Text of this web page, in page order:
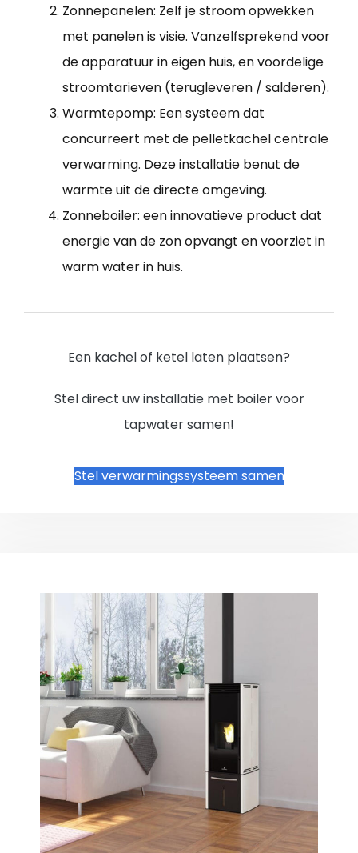
Zonnepanelen: Zelf je stroom opwekken
met panelen is visie. Vanzelfsprekend voor
de apparatuur in eigen huis, en voordelige
stroomtarieven (terugleveren / salderen).
Warmtepomp: Een systeem dat
concurreert met de pelletkachel centrale
verwarming. Deze installatie benut de
warmte uit de directe omgeving.
Zonneboiler: een innovatieve product dat
energie van de zon opvangt en voorziet in
warm water in huis.
Een kachel of ketel laten plaatsen?
Stel direct uw installatie met boiler voor
tapwater samen!
Stel verwarmingssysteem samen